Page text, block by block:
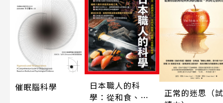
催眠腦科學
日本職人的科
學：從和食、清
正常的迷思（試